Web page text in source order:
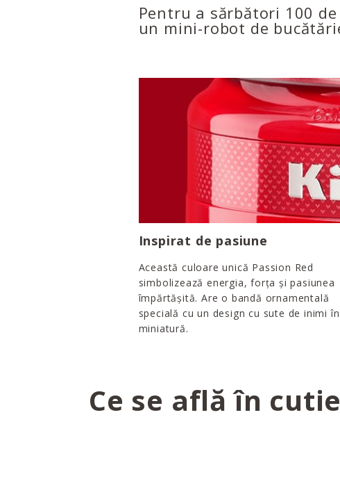
Pentru a sărbători 100
un mini-robot de
Inspirat de pasiune
Această culoare unică Passion Red
simbolizează energia, forța și pasiunea
împărtășită. Are o bandă ornamentală
specială cu un design cu sute de inimi în
miniatură.
Ce se află în